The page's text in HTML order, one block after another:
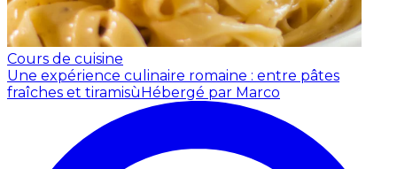
Cours de cuisine
Une expérience culinaire romaine : entre pâtes
fraîches et tiramisù Hébergé par Marco